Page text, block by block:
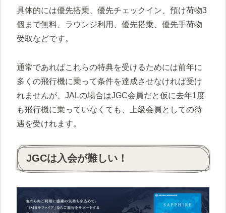
具体的には優先搭乗、優先チェックイン、預け荷物3
個まで無料、ラウンジ利用、優先搭乗、優先手荷物
受取などです。
通常であればこれらの特典を受けるためには前年に
多くの飛行機に乗って条件を達成させなければ受け
れませんが、JALの場合はJGC会員だと仮に去年1度
も飛行機に乗っていなくても、上級会員としての待
遇を受けれます。
JGCは入会が難しい！